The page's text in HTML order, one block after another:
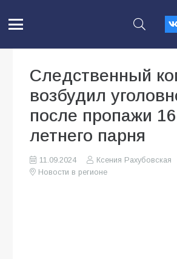
Следственный
возбудил
после пропажи
летнего парня
11.09.2024
Ксения Рахубовская
Новости в регионе